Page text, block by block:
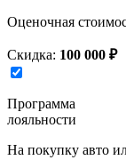
Оценочная
Скидка: 100 000 ₽
Программа
лояльности
На покупку авто